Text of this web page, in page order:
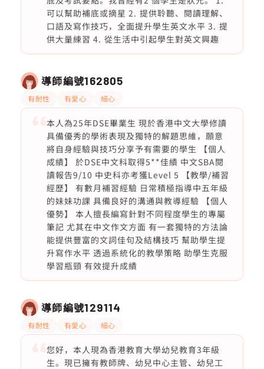
可以幫助補底或摘星 2. ⁠提供聆聽、閱讀理解、
口語及寫作技巧，全面提升學生英文水平 3. ⁠提
供大量練習 4. ⁠從生活中引起學生對英文興趣
導師編號162805
有耐性 有愛心 細心
本人為25年DSE畢業生 現於香港中文大學修讀
具備優秀的學術表現及獨特的解題思維，願意
將自身經驗與技巧分享予有需要的學生 【個人
成績】 於DSE中文科取得5**佳績 中文SBA閱
讀報告9/10 中史科亦考獲Level 5 【教學/補習
經歷】 有數月補習經驗 日常積極指導中五年級
的妹妹功課 具備良好的溝通與教導經驗 【個人
優勢】 本人擅長編寫針對不同程度學生的專屬
筆記 尤其在中文作文方面 有一套獨特的方法論
能提供豐富的文詞佳句及結構技巧 幫助學生提
升寫作水平 透過系統化的教學策略 助學生克服
學習瓶頸 有效提升成績
導師編號129114
有耐性 有愛心 細心
您好，本人現為香港教育大學幼兒教育3年級
生。現已擁有教師牌、幼兒中心主管、幼兒工